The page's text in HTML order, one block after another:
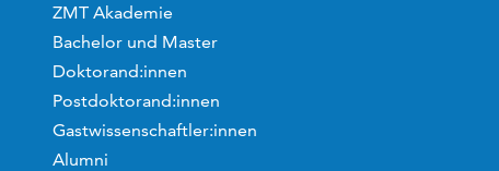
ZMT Akademie
Bachelor und Master
Doktorand:innen
Postdoktorand:innen
Gastwissenschaftler:innen
Alumni